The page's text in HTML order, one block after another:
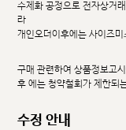
수제화 공정으로 전자상거
라
개인오더이후에는 사이즈
구매 관련하여 상품정보고
후 에는 청약철회가 제한되
수정 안내